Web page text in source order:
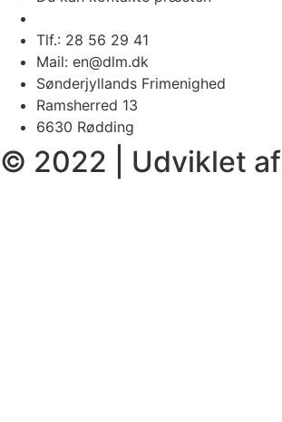
Tlf.: 28 56 29 41
Mail: en@dlm.dk
Sønderjyllands Frimenighed
Ramsherred 13
6630 Rødding
© 2022 | Udviklet af